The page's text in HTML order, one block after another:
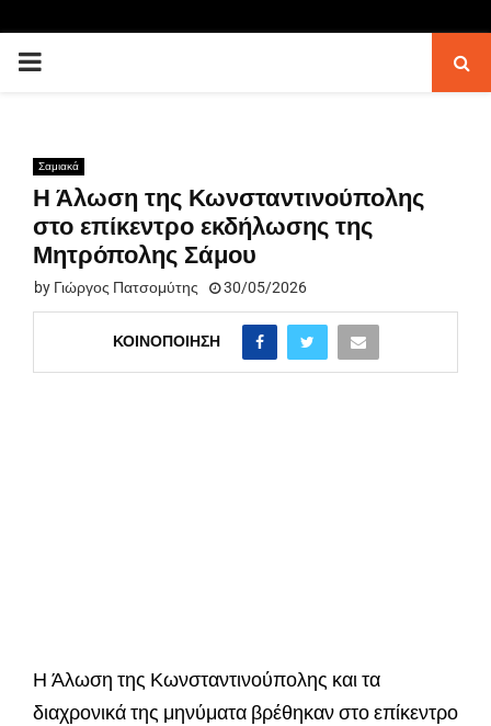
PRIMARY
Σαμιακά
Η Άλωση της Κωνσταντινούπολης
στο επίκεντρο εκδήλωσης της
Μητρόπολης Σάμου
by Γιώργος Πατσομύτης 30/05/2026
ΚΟΙΝΟΠΟΊΗΣΗ
Η Άλωση της Κωνσταντινούπολης και τα
διαχρονικά της μηνύματα βρέθηκαν στο επίκεντρο